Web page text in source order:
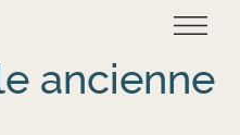
ancienne